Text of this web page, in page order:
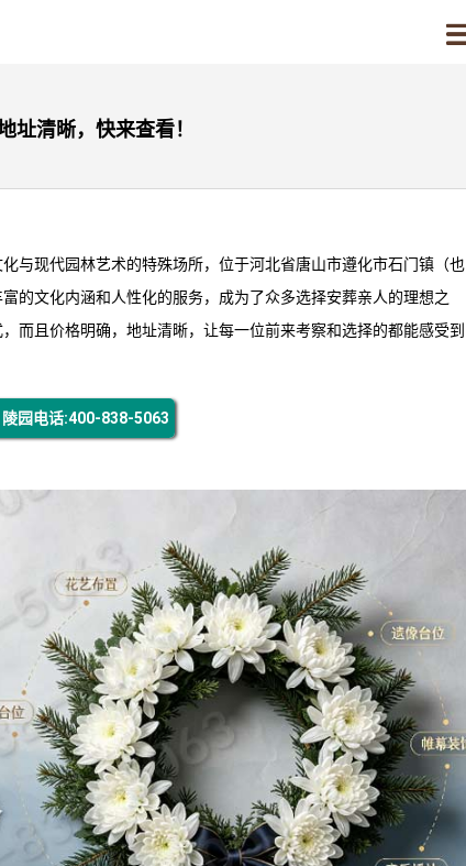
址清晰，快来查看！
与现代园林艺术的特殊场所，位于河北省唐山市遵化市石门镇（也
的文化内涵和人性化的服务，成为了众多选择安葬亲人的理想之
而且价格明确，地址清晰，让每一位前来考察和选择的都能感受到
园电话:400-838-5063